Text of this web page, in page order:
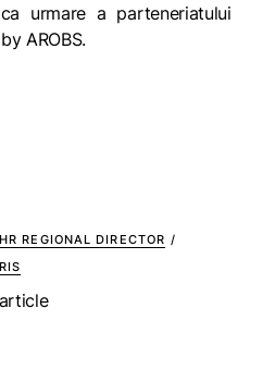
urmare a parteneriatului
AROBS.
HR REGIONAL DIRECTOR /